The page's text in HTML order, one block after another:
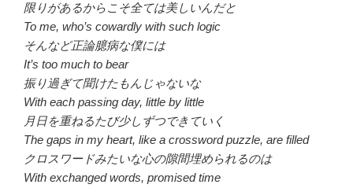
限りがあるからこそ全ては美しいんだと
To me, who’s cowardly with such logic
そんなど正論臆病な僕には
It’s too much to bear
振り過ぎて聞けたもんじゃないな
With each passing day, little by little
月日を重ねるたび少しずつできていく
The gaps in my heart, like a crossword puzzle, are filled
クロスワードみたいな心の隙間埋められるのは
With exchanged words, promised time